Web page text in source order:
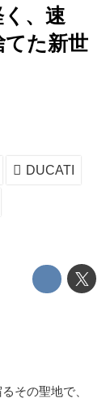
、速
た新世
DUCATI
その聖地で、